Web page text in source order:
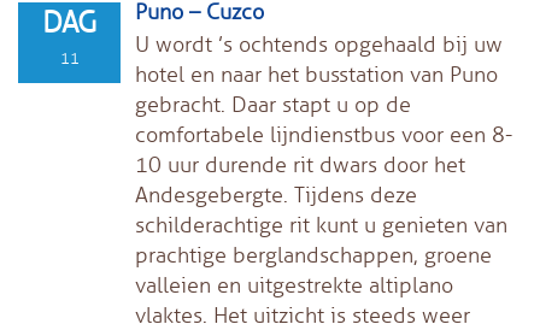
DAG
11
Puno – Cuzco
U wordt ’s ochtends opgehaald bij uw
hotel en naar het busstation van Puno
gebracht. Daar stapt u op de
comfortabele lijndienstbus voor een 8-
10 uur durende rit dwars door het
Andesgebergte. Tijdens deze
schilderachtige rit kunt u genieten van
prachtige berglandschappen, groene
valleien en uitgestrekte altiplano
vlaktes. Het uitzicht is steeds weer